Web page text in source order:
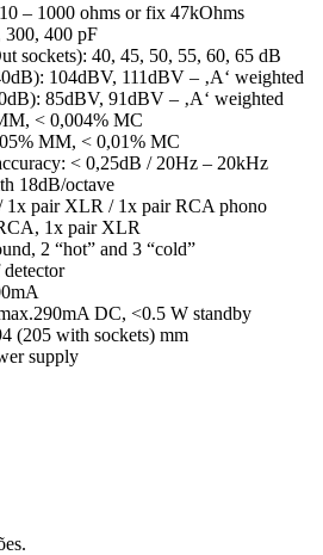
– 1000 ohms or fix 47kOhms
300, 400 pF
sockets): 40, 45, 50, 55, 60, 65 dB
104dBV, 111dBV – ‚A‘ weighted
85dBV, 91dBV – ‚A‘ weighted
< 0,004% MC
MM, < 0,01% MC
< 0,25dB / 20Hz – 20kHz
18dB/octave
pair XLR / 1x pair RCA phono
1x pair XLR
2 “hot” and 3 “cold”
DC, <0.5 W standby
(205 with sockets) mm
supply